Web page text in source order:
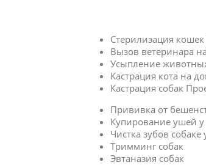
Стерилизация
Вызов ветеринара
Усыпление
Кастрация кота на
Кастрация собак
Прививка от
Купирование ушей у
Чистка зубов собаке
Тримминг собак
Эвтаназия собак